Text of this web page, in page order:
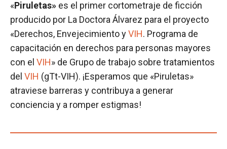
«Piruletas» es el primer cortometraje de ficción
producido por La Doctora Álvarez para el proyecto
«Derechos, Envejecimiento yVIH. Programa de
capacitación en derechos para personas mayores
con el VIH» de Grupo de trabajo sobre tratamientos
del VIH (gTt-VIH). ¡Esperamos que «Piruletas»
atraviese barreras y contribuya a generar
conciencia y a romper estigmas!